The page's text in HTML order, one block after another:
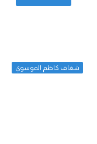
شغاف كاظم الموسوي